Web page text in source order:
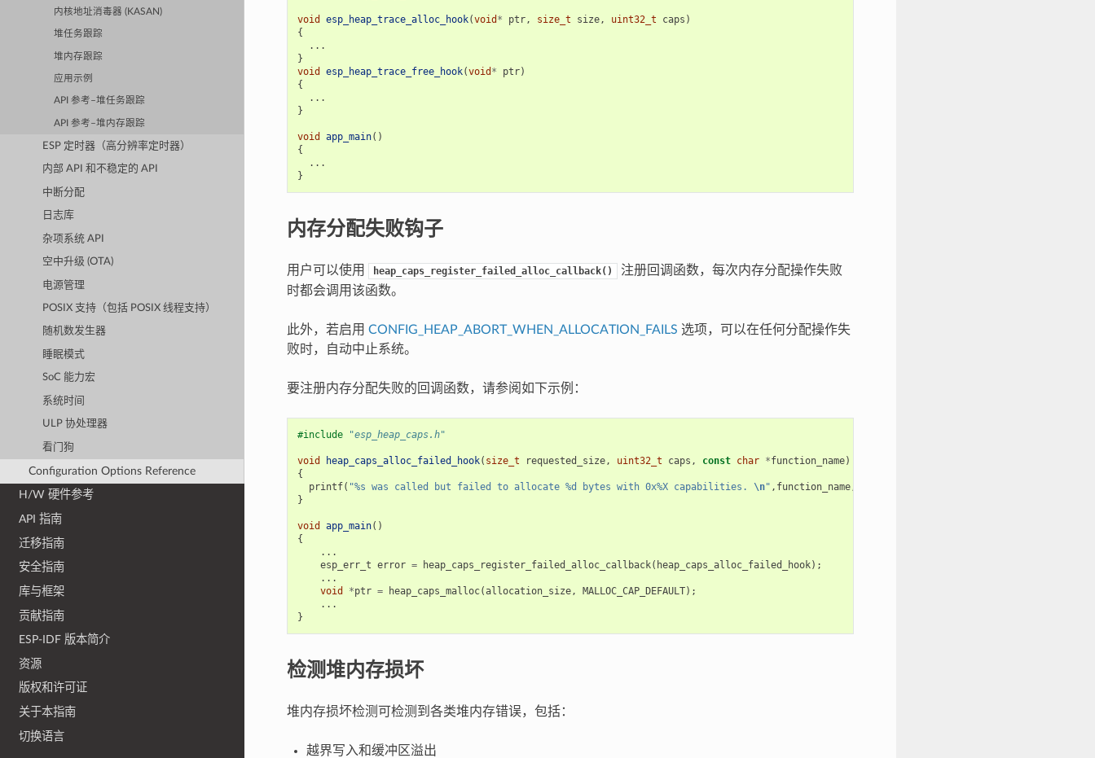
内核地址消毒器 (KASAN)
堆任务跟踪
堆内存跟踪
应用示例
API 参考–堆任务跟踪
API 参考–堆内存跟踪
ESP 定时器（高分辨率定时器）
内部 API 和不稳定的 API
中断分配
日志库
杂项系统 API
空中升级 (OTA)
电源管理
POSIX 支持（包括 POSIX 线程支持）
随机数发生器
睡眠模式
SoC 能力宏
系统时间
ULP 协处理器
看门狗
Configuration Options Reference
H/W 硬件参考
API 指南
迁移指南
安全指南
库与框架
贡献指南
ESP-IDF 版本简介
资源
版权和许可证
关于本指南
切换语言
void esp_heap_trace_alloc_hook(void * ptr, size_t size, uint32_t caps )
{
...
}
void
esp_heap_trace_free_hook(void * ptr)
{
...
}
void app_main()
{
...
}
内存分配失败钩子
用户可以使用 heap_caps_register_failed_alloc_callback()
注册回调函数，每次内存分配操作失败
时都会调用该函数。
此外，若启用 CONFIG_HEAP_ABORT_WHEN_ALLOCATION_FAILS 选项，可以在任何分配操作失
败时，自动中止系统。
要注册内存分配失败的回调函数，请参阅如下示例：
#include "esp_heap_caps.h"
void heap_caps_alloc_failed_hook( size_t requested_size, uint32_t caps , const char *function_name)
{
printf( "%s was called but failed to allocate %d bytes with 0x%X capabilities. \n" , function_name,
}
void app_main()
{
...
esp_err_t error = heap_caps_register_failed_alloc_callback( heap_caps_alloc_failed_hook);
...
void
*ptr = heap_caps_malloc(allocation_size, MALLOC_CAP_DEFAULT);
...
}
检测堆内存损坏
堆内存损坏检测可检测到各类堆内存错误，包括：
越界写入和缓冲区溢出